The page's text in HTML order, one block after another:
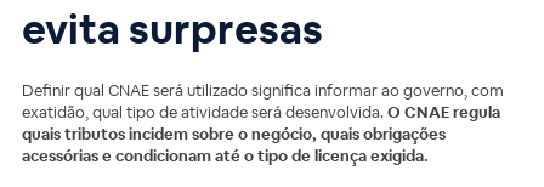
evita surpresas
Definir qual CNAE será utilizado significa informar ao governo, com
exatidão, qual tipo de atividade será desenvolvida.O CNAE regula
quais tributos incidem sobre o negócio, quais obrigações
acessórias e condicionam até o tipo de licença exigida.